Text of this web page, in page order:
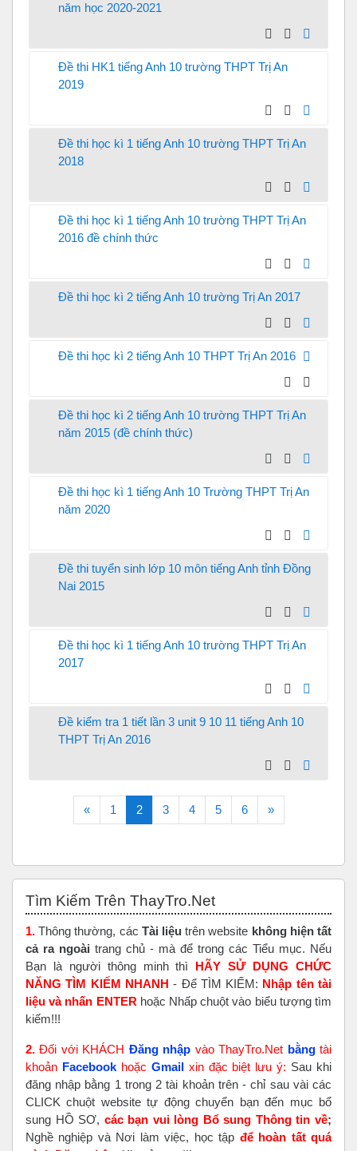
năm học 2020-2021
Đề thi HK1 tiếng Anh 10 trường THPT Trị An
2019
Đề thi học kì 1 tiếng Anh 10 trường THPT Trị An
2018
Đề thi học kì 1 tiếng Anh 10 trường THPT Trị An
2016 đề chính thức
Đề thi học kì 2 tiếng Anh 10 trường Trị An 2017
Đề thi học kì 2 tiếng Anh 10 THPT Trị An 2016
Đề thi học kì 2 tiếng Anh 10 trường THPT Trị An
năm 2015 (đề chính thức)
Đề thi học kì 1 tiếng Anh 10 Trường THPT Trị An
năm 2020
Đề thi tuyển sinh lớp 10 môn tiếng Anh tỉnh Đồng
Nai 2015
Đề thi học kì 1 tiếng Anh 10 trường THPT Trị An
2017
Đề kiểm tra 1 tiết lần 3 unit 9 10 11 tiếng Anh 10
THPT Trị An 2016
«Trước1 2(current)
3 4 5 6 »Tiếp theo
Tìm Kiếm Trên ThayTro.Net
1. Thông thường, các Tài liệu trên website không hiện tất
cả ra ngoài trang chủ - mà để trong các Tiểu mục. Nếu
Bạn là người thông minh thì HÃY SỬ DỤNG CHỨC
NĂNG TÌM KIẾM NHANH - Để TÌM KIẾM: Nhập tên tài
liệu và nhấn ENTER hoặc Nhấp chuột vào biểu tượng tìm
kiếm!!!
2. Đối với KHÁCH Đăng nhập vào ThayTro.Net bằngtài
khoản Facebook hoặc Gmailxin đặc biệt lưu ý: Sau khi
đăng nhập bằng 1 trong 2 tài khoản trên - chỉ sau vài các
CLICK chuột website tự động chuyển bạn đến mục bổ
sung HỒ SƠ, các bạn vui lòng Bổ sung Thông tin về;
Nghề nghiệp và Nơi làm việc, học tập để hoàn tấtquá